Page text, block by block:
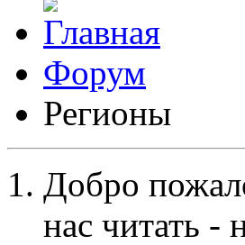
Форум
Регионы
Добро
нас читать -